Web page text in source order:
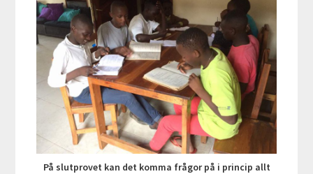
På slutprovet kan det komma frågor på i princip allt